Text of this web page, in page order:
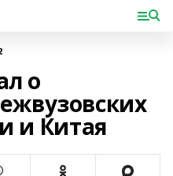
о
и Китая